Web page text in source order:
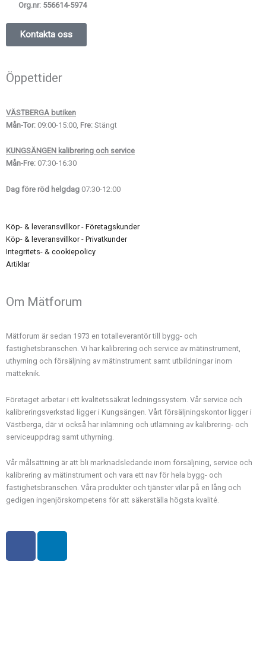
Om Mätforum
Mätforum är sedan 1973 en totalleverantör till bygg- och
fastighetsbranschen. Vi har kalibrering och service av mätinstrument,
uthyrning och försäljning av mätinstrument samt utbildningar inom
mätteknik.
Företaget arbetar i ett kvalitetssäkrat ledningssystem. Vår service och
kalibreringsverkstad ligger i Kungsängen. Vårt försäljningskontor ligger i
Västberga, där vi också har inlämning och utlämning av kalibrering- och
serviceuppdrag samt uthyrning.
Vår målsättning är att bli marknadsledande inom försäljning, service och
kalibrering av mätinstrument och vara ett nav för hela bygg- och
fastighetsbranschen. Våra produkter och tjänster vilar på en lång och
gedigen ingenjörskompetens för att säkerställa högsta kvalité.
Öppettider
VÄSTBERGA butiken
Mån-Tor: 09:00-15:00, Fre: Stängt
KUNGSÄNGEN kalibrering och service
Mån-Fre: 07:30-16:30
Dag före röd helgdag 07:30-12:00
Köp- & leveransvillkor - Företagskunder
Köp- & leveransvillkor - Privatkunder
Integritets- & cookiepolicy
Artiklar
Org.nr:556614-5974
Kontakta oss